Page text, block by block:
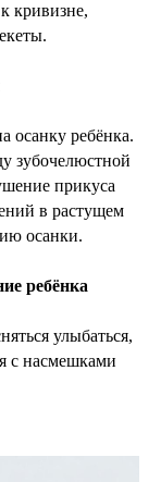
кривизне,
осанку ребёнка.
зубочелюстной
прикуса
в растущем
осанки.
ребёнка
улыбаться,
с насмешками